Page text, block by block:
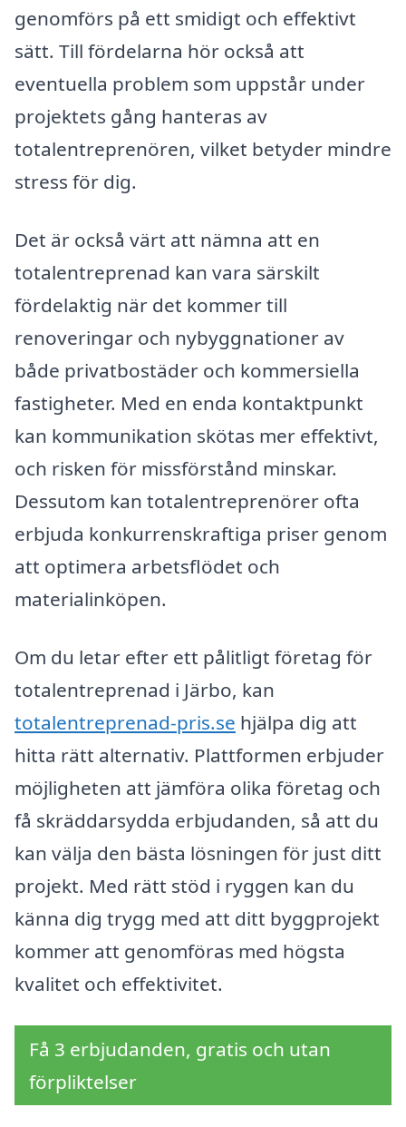
genomförs på ett smidigt och effektivt
sätt. Till fördelarna hör också att
eventuella problem som uppstår under
projektets gång hanteras av
totalentreprenören, vilket betyder mindre
stress för dig.
Det är också värt att nämna att en
totalentreprenad kan vara särskilt
fördelaktig när det kommer till
renoveringar och nybyggnationer av
både privatbostäder och kommersiella
fastigheter. Med en enda kontaktpunkt
kan kommunikation skötas mer effektivt,
och risken för missförstånd minskar.
Dessutom kan totalentreprenörer ofta
erbjuda konkurrenskraftiga priser genom
att optimera arbetsflödet och
materialinköpen.
Om du letar efter ett pålitligt företag för
totalentreprenad i Järbo, kan
totalentreprenad-pris.se hjälpa dig att
hitta rätt alternativ. Plattformen erbjuder
möjligheten att jämföra olika företag och
få skräddarsydda erbjudanden, så att du
kan välja den bästa lösningen för just ditt
projekt. Med rätt stöd i ryggen kan du
känna dig trygg med att ditt byggprojekt
kommer att genomföras med högsta
kvalitet och effektivitet.
Få 3 erbjudanden, gratis och utan
förpliktelser